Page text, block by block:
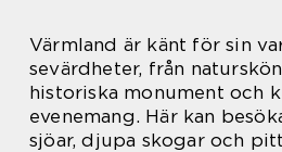
Värmland är känt för sin
sevärdheter, från
historiska monument och
evenemang. Här kan
sjöar, djupa skogar och